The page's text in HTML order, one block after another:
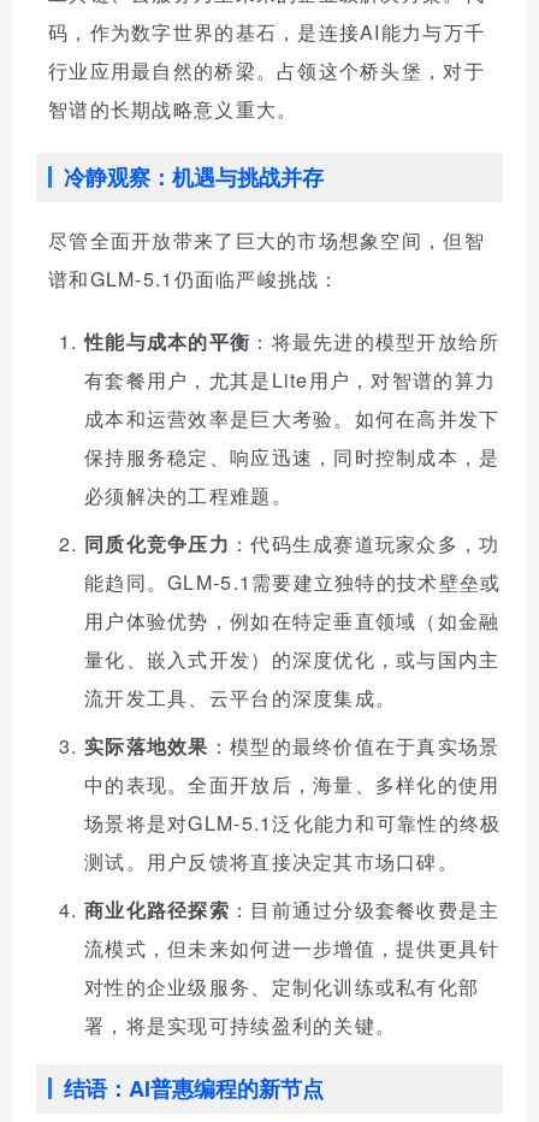
码，作为数字世界的基石，是连接AI能力与万千
行业应用最自然的桥梁。占领这个桥头堡，对于
智谱的长期战略意义重大。
冷静观察：机遇与挑战并存
尽管全面开放带来了巨大的市场想象空间，但智
谱和GLM-5.1仍面临严峻挑战：
性能与成本的平衡 ：将最先进的模型开放给所
有套餐用户，尤其是Lite用户，对智谱的算力
成本和运营效率是巨大考验。如何在高并发下
保持服务稳定、响应迅速，同时控制成本，是
必须解决的工程难题。
同质化竞争压力 ：代码生成赛道玩家众多，功
能趋同。GLM-5.1需要建立独特的技术壁垒或
用户体验优势，例如在特定垂直领域（如金融
量化、嵌入式开发）的深度优化，或与国内主
流开发工具、云平台的深度集成。
实际落地效果 ：模型的最终价值在于真实场景
中的表现。全面开放后，海量、多样化的使用
场景将是对GLM-5.1泛化能力和可靠性的终极
测试。用户反馈将直接决定其市场口碑。
商业化路径探索 ：目前通过分级套餐收费是主
流模式，但未来如何进一步增值，提供更具针
对性的企业级服务、定制化训练或私有化部
署，将是实现可持续盈利的关键。
结语：AI普惠编程的新节点